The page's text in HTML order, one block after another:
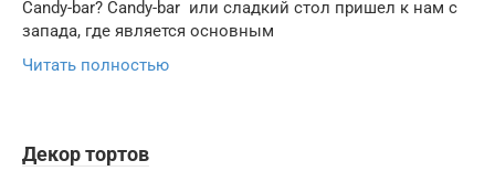
Candy-bar? Candy-bar или сладкий стол пришел к нам с
запада, где является основным
Читать полностью
Декор тортов